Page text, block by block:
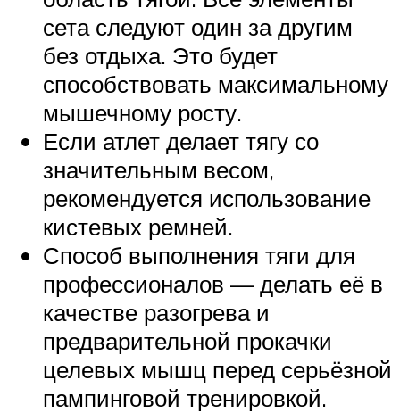
сета следуют один за другим
без отдыха. Это будет
способствовать максимальному
мышечному росту.
Если атлет делает тягу со
значительным весом,
рекомендуется использование
кистевых ремней.
Способ выполнения тяги для
профессионалов — делать её в
качестве разогрева и
предварительной прокачки
целевых мышц перед серьёзной
пампинговой тренировкой.